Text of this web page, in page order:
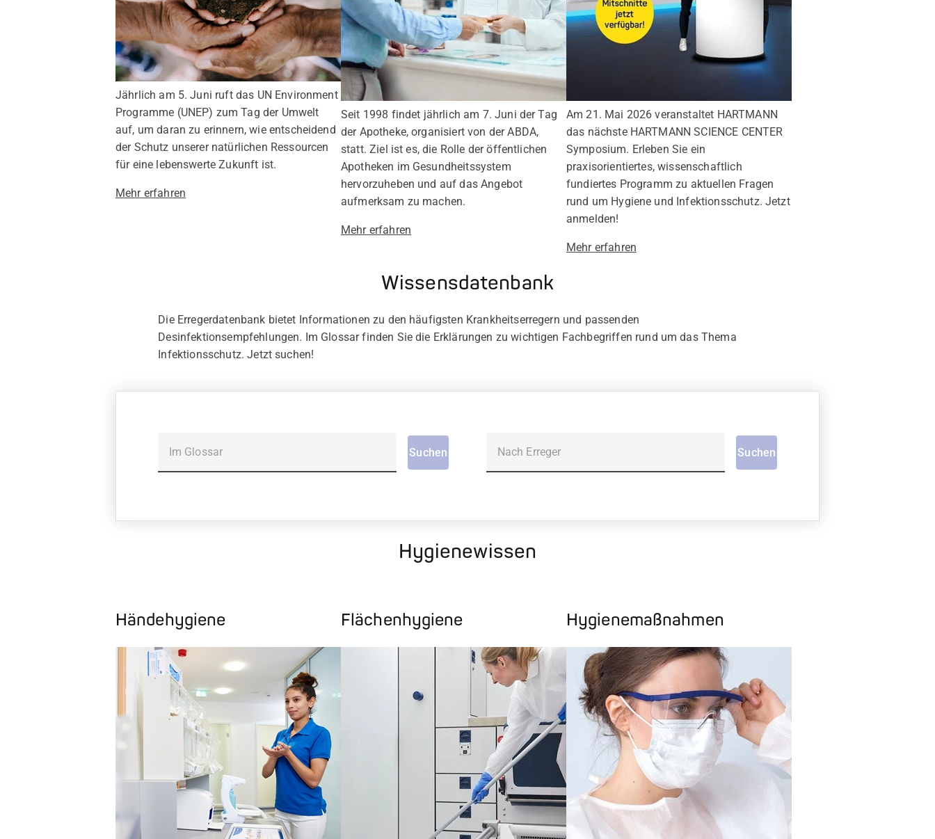
Jährlich am 5. Juni ruft das UN Environment
Programme (UNEP) zum Tag der Umwelt
auf, um daran zu erinnern, wie entscheidend
der Schutz unserer natürlichen Ressourcen
für eine lebenswerte Zukunft ist.
Mehr erfahren
Seit 1998 findet jährlich am 7. Juni der Tag
der Apotheke, organisiert von der ABDA,
statt. Ziel ist es, die Rolle der öffentlichen
Apotheken im Gesundheitssystem
hervorzuheben und auf das Angebot
aufmerksam zu machen.
Mehr erfahren
Am 21. Mai 2026 veranstaltet HARTMANN
das nächste HARTMANN SCIENCE CENTER
Symposium. Erleben Sie ein
praxisorientiertes, wissenschaftlich
fundiertes Programm zu aktuellen Fragen
rund um Hygiene und Infektionsschutz. Jetzt
anmelden!
Mehr erfahren
Wissensdatenbank
Die Erregerdatenbank bietet Informationen zu den häufigsten Krankheitserregern und passenden
Desinfektionsempfehlungen. Im Glossar finden Sie die Erklärungen zu wichtigen Fachbegriffen rund um das Thema
Infektionsschutz. Jetzt suchen!
Suchen Suchen
Hygienewissen
Händehygiene Flächenhygiene Hygienemaßnahmen